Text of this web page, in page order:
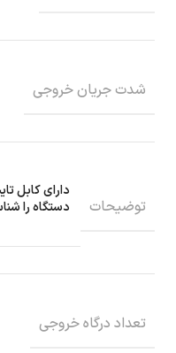
شدت جریان خروجی
توضیحات
دستگاه را
تعداد درگاه خروجی